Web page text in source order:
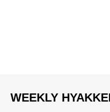
WEEKLY